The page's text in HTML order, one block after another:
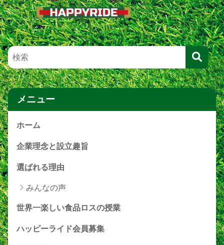
メニュー
ホーム
企業理念と設立趣旨
選ばれる理由
みんなの声
世界一楽しい食品ロスの授業
ハッピーライド会員募集